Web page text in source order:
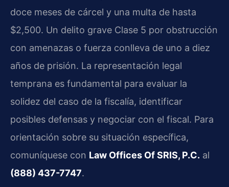
doce meses de cárcel y una multa de hasta
$2,500. Un delito grave Clase 5 por obstrucción
con amenazas o fuerza conlleva de uno a diez
años de prisión. La representación legal
temprana es fundamental para evaluar la
solidez del caso de la fiscalía, identificar
posibles defensas y negociar con el fiscal. Para
orientación sobre su situación específica,
comuníquese con Law Offices Of SRIS, P.C. al
(888) 437-7747.